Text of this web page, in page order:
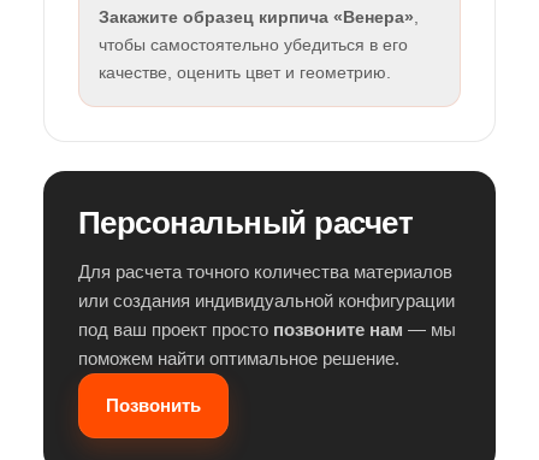
Закажите образец кирпича «Венера»
чтобы самостоятельно убедиться в его
качестве, оценить цвет и геометрию.
Персональный расчет
Для расчета точного количества материалов
или создания индивидуальной конфигурации
под ваш проект просто позвоните нам — мы
поможем найти оптимальное решение.
Позвонить